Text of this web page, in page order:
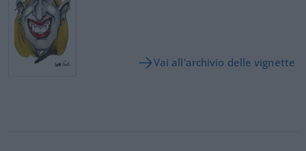
Vai all'archivio delle vignette